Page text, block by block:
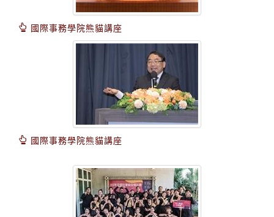
國際事務學院熊貓講座
國際事務學院熊貓講座